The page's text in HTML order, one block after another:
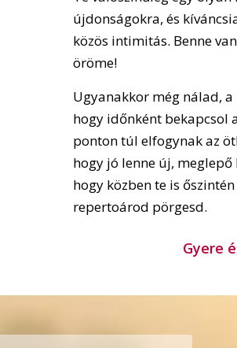
újdonságokra, és
közös intimitás. Benne
öröme!
Ugyanakkor még nálad,
hogy időnként bekapcsol
ponton túl elfogynak az
hogy jó lenne új,
hogy közben te is
repertoárod pörgesd.
Gyere